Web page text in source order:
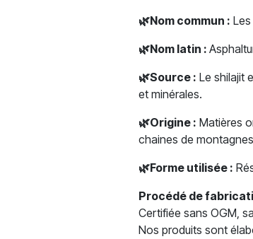
🌿Nom commun : Les
🌿Nom latin :
🌿Source : Le shilajit
et minérales.
🌿Origine : Matières
chaines de
🌿Forme utilisée :
Procédé de
Certifiée sans OGM,
Nos produits sont